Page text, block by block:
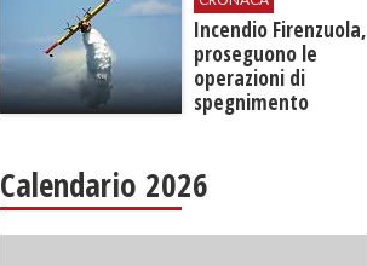
Incendio Firenzuola,
proseguono le
operazioni di
spegnimento
Calendario 2026